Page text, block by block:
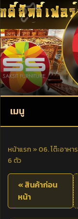
เมนู
หน้าแรก »06. โต๊ะอาหาร
6 ตัว
« สินค้าก่อน
หน้า